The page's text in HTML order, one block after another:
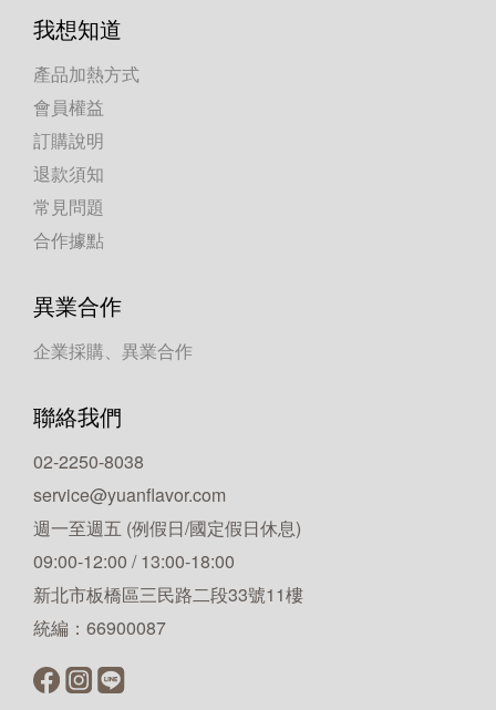
我想知道
產品加熱方式
會員權益
訂購說明
退款須知
常見問題
合作據點
異業合作
企業採購、異業合作
聯絡我們
02-2250-8038
service@yuanflavor.com
週一至週五 (例假日/國定假日休息)
09:00-12:00 / 13:00-18:00
新北市板橋區三民路二段33號11樓
統編：66900087